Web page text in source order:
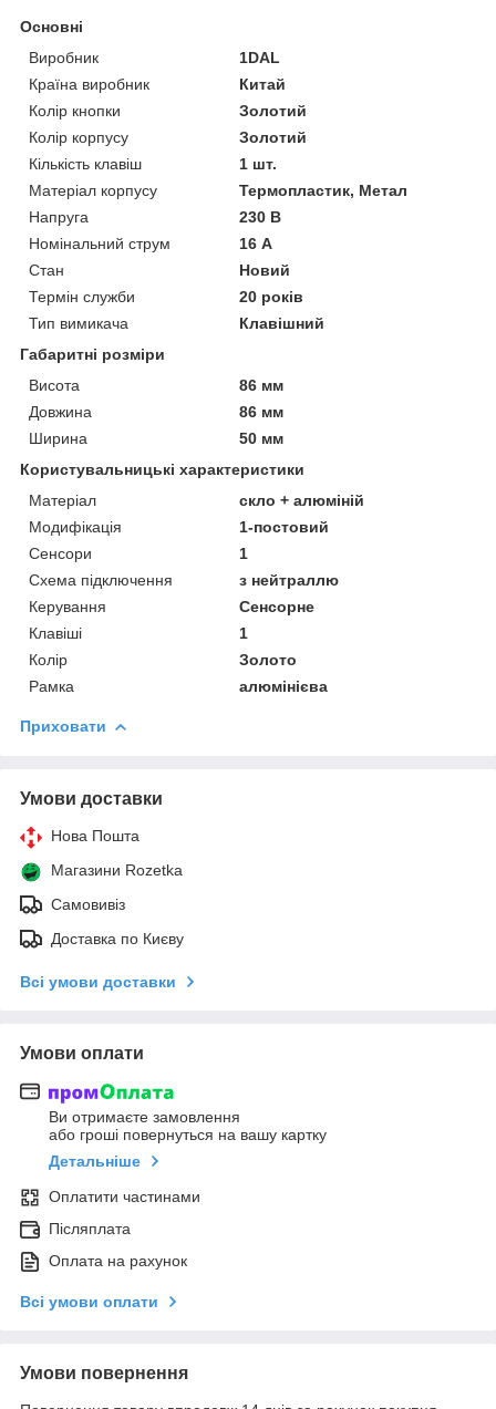
Основні
Виробник
1DAL
Країна виробник
Китай
Колір кнопки
Золотий
Колір корпусу
Золотий
Кількість клавіш
1 шт.
Матеріал корпусу
Термопластик, Метал
Напруга
230 В
Номінальний струм
16 А
Стан
Новий
Термін служби
20 років
Тип вимикача
Клавішний
Габаритні розміри
Висота
86 мм
Довжина
86 мм
Ширина
50 мм
Користувальницькі характеристики
Матеріал
скло + алюміній
Модифікація
1-постовий
Сенсори
1
Схема підключення
з нейтраллю
Керування
Сенсорне
Клавіші
1
Колір
Золото
Рамка
алюмінієва
Приховати
Умови доставки
Нова Пошта
Магазини Rozetka
Самовивіз
Доставка по Києву
Всі умови доставки
Умови оплати
Ви отримаєте замовлення
або гроші повернуться на вашу картку
Детальніше
Оплатити частинами
Післяплата
Оплата на рахунок
Всі умови оплати
Умови повернення